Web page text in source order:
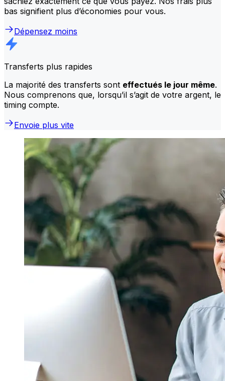
bas signifient plus d’économies pour vous.
Dépensez moins
Transferts plus rapides
La majorité des transferts sont effectués le jour même.
Nous comprenons que, lorsqu’il s’agit de votre argent, le
timing compte.
Envoie plus vite